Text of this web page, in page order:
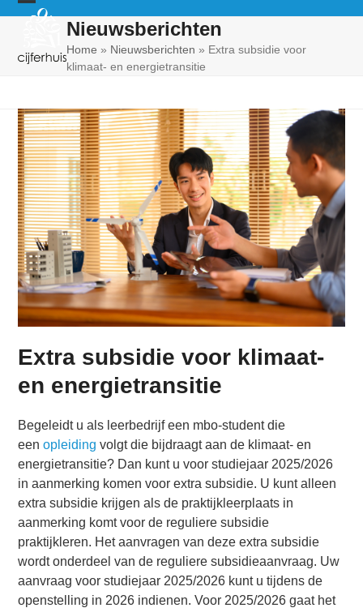
Open
mobile
Close
mobile
Nieuwsberichten
Home » Nieuwsberichten » Extra subsidie voor
klimaat- en energietransitie
Extra subsidie voor klimaat-
en energietransitie
Begeleidt u als leerbedrijf een mbo-student die
eenopleiding volgt die bijdraagt aan de klimaat- en
energietransitie? Dan kunt u voor studiejaar 2025/2026
in aanmerking komen voor extra subsidie. U kunt alleen
extra subsidie krijgen als de praktijkleerplaats in
aanmerking komt voor de reguliere subsidie
praktijkleren. Het aanvragen van deze extra subsidie
wordt onderdeel van de reguliere subsidieaanvraag. Uw
aanvraag voor studiejaar 2025/2026 kunt u tijdens de
openstelling in 2026 indienen. Voor 2025/2026 gaat het